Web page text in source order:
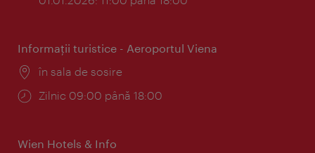
Informaţii turistice - Aeroportul Viena
Locul:
în sala de sosire
Program:
Zilnic 09:00 până 18:00
Wien Hotels & Info